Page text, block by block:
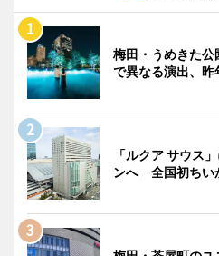
梅田・うめきた
で異なる演出、
「ルクア サウス
ンへ 全国初ちい